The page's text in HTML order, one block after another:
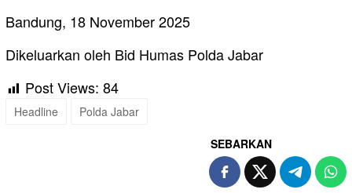
Bandung, 18 November 2025
Dikeluarkan oleh Bid Humas Polda Jabar
Post Views: 84
Headline Polda Jabar
SEBARKAN